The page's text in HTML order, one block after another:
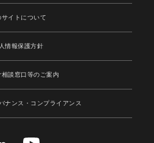
サイトについて
情報保護方針
相談窓口等のご案内
ナンス ・コンプライアンス